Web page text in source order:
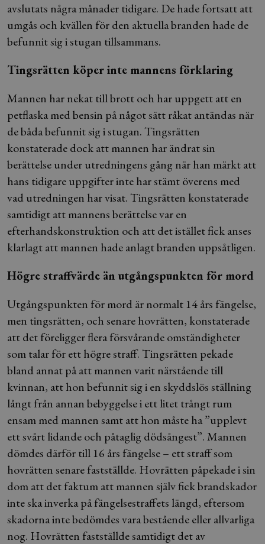
avslutats några månader tidigare. De hade fortsatt att
umgås och kvällen för den aktuella branden hade de
befunnit sig i stugan tillsammans.
Tingsrätten köper inte mannens förklaring
Mannen har nekat till brott och har uppgett att en
petflaska med bensin på något sätt råkat antändas när
de båda befunnit sig i stugan. Tingsrätten
konstaterade dock att mannen har ändrat sin
berättelse under utredningens gång när han märkt att
hans tidigare uppgifter inte har stämt överens med
vad utredningen har visat. Tingsrätten konstaterade
samtidigt att mannens berättelse var en
efterhandskonstruktion och att det istället fick anses
klarlagt att mannen hade anlagt branden uppsåtligen.
Högre straffvärde än utgångspunkten för mord
Utgångspunkten för mord är normalt 14 års fängelse,
men tingsrätten, och senare hovrätten, konstaterade
att det föreligger flera försvårande omständigheter
som talar för ett högre straff. Tingsrätten pekade
bland annat på att mannen varit närstående till
kvinnan, att hon befunnit sig i en skyddslös ställning
långt från annan bebyggelse i ett litet trångt rum
ensam med mannen samt att hon måste ha ”upplevt
ett svårt lidande och påtaglig dödsångest”. Mannen
dömdes därför till 16 års fängelse – ett straff som
hovrätten senare fastställde. Hovrätten påpekade i sin
dom att det faktum att mannen själv fick brandskador
inte ska inverka på fängelsestraffets längd, eftersom
skadorna inte bedömdes vara bestående eller allvarliga
nog. Hovrätten fastställde samtidigt det av